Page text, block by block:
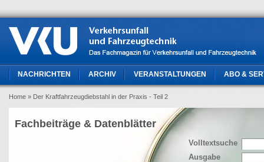
NACHRICHTEN ARCHIV VERANSTALTUNGEN ABO &
Home » Der Kraftfahrzeugdiebstahl in der Praxis - Teil 2
Volltextsuche
Ausgabe
Fachbeiträge & Datenblätter